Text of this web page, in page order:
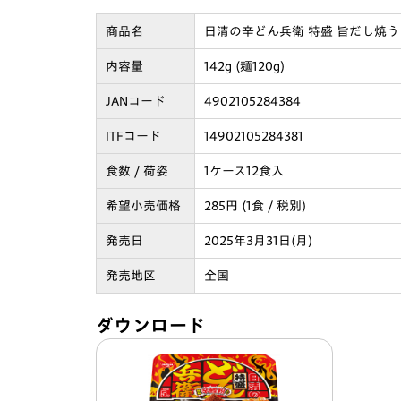
商品名 日清の辛どん兵衛 特盛 旨だし焼
内容量 142g (麺120g)
JANコード 4902105284384
ITFコード 14902105284381
食数 / 荷姿 1ケース12食入
希望小売価格 285円 (1食 / 税別)
発売日 2025年3月31日(月)
発売地区 全国
ダウンロード